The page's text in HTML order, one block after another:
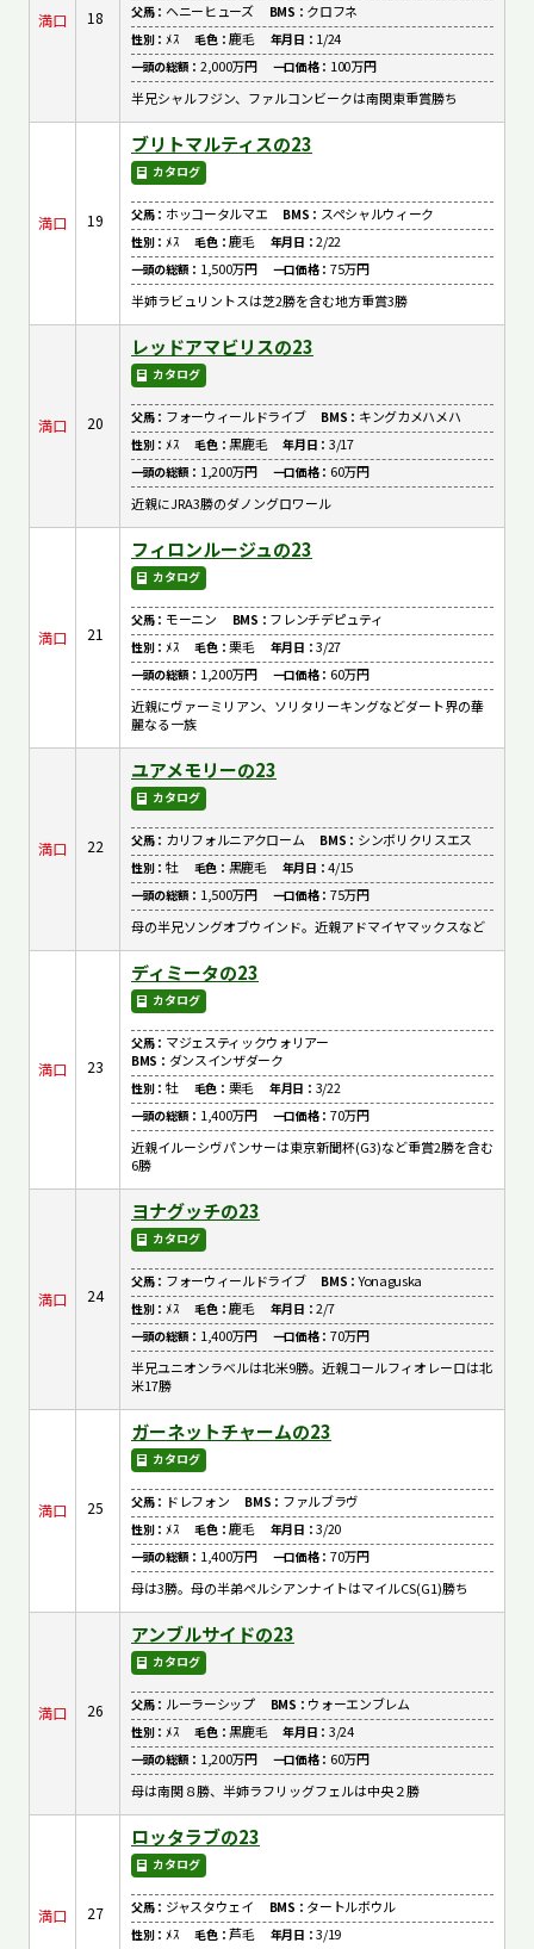
満口 18 父馬： ヘニーヒューズ BMS： クロフネ
性別：ﾒｽ 毛色：鹿毛 年月日： 1/24
一頭の総額：2,000万円 一口価格： 100万円
半兄シャルフジン、ファルコンビークは南関東重賞勝ち
満口 19
ブリトマルティスの23
カタログ
父馬： ホッコータルマエ BMS： スペシャルウィーク
性別：ﾒｽ 毛色：鹿毛 年月日：2/22
一頭の総額： 1,500万円 一口価格：75万円
半姉ラビュリントスは芝2勝を含む地方重賞3勝
満口 20
レッドアマビリスの23
カタログ
父馬： フォーウィールドライブ BMS： キングカメハメハ
性別：ﾒｽ 毛色：黒鹿毛 年月日：3/17
一頭の総額： 1,200万円 一口価格： 60万円
近親にJRA3勝のダノングロワール
満口 21
フィロンルージュの23
カタログ
父馬： モーニン BMS： フレンチデピュティ
性別：ﾒｽ 毛色：栗毛 年月日：3/27
一頭の総額： 1,200万円 一口価格： 60万円
近親にヴァーミリアン、ソリタリーキングなどダート界の華
麗なる一族
満口 22
ユアメモリーの23
カタログ
父馬： カリフォルニアクローム BMS： シンボリクリスエス
性別：牡 毛色： 黒鹿毛 年月日：4/15
一頭の総額： 1,500万円 一口価格：75万円
母の半兄ソングオブウインド。近親アドマイヤマックスなど
満口 23
ディミータの23
カタログ
父馬： マジェスティックウォリアー
BMS： ダンスインザダーク
性別：牡 毛色： 栗毛 年月日： 3/22
一頭の総額： 1,400万円 一口価格：70万円
近親イルーシヴパンサーは東京新聞杯(G3)など重賞2勝を含む
6勝
満口 24
ヨナグッチの23
カタログ
父馬： フォーウィールドライブ BMS：Yonaguska
性別：ﾒｽ 毛色：鹿毛 年月日：2/7
一頭の総額： 1,400万円 一口価格：70万円
半兄ユニオンラベルは北米9勝。近親コールフィオレーロは北
米17勝
満口 25
ガーネットチャームの23
カタログ
父馬： ドレフォン BMS： ファルブラヴ
性別：ﾒｽ 毛色：鹿毛 年月日：3/20
一頭の総額： 1,400万円 一口価格：70万円
母は3勝。母の半弟ペルシアンナイトはマイルCS(G1)勝ち
満口 26
アンブルサイドの23
カタログ
父馬： ルーラーシップ BMS： ウォーエンブレム
性別：ﾒｽ 毛色：黒鹿毛 年月日：3/24
一頭の総額： 1,200万円 一口価格： 60万円
母は南関８勝、半姉ラフリッグフェルは中央２勝
満口 27
ロッタラブの23
カタログ
父馬： ジャスタウェイ BMS： タートルボウル
性別：ﾒｽ 毛色：芦毛 年月日：3/19